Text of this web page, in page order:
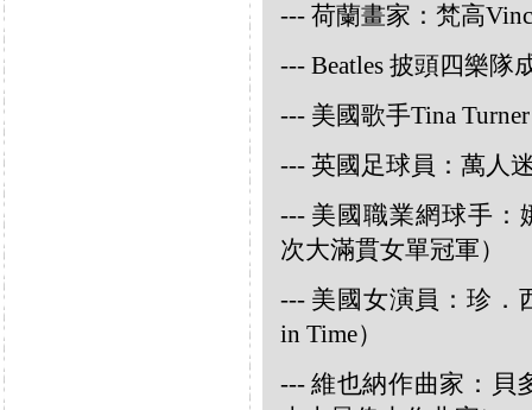
--- 荷蘭畫家：梵高
--- Beatles 披頭四樂隊
--- 美國歌手Tina Turner
--- 英國足球員：萬人
--- 美國職業網球手：
次大滿貫女單冠軍）
--- 美國女演員：珍．
in Time）
--- 維也納作曲家：貝